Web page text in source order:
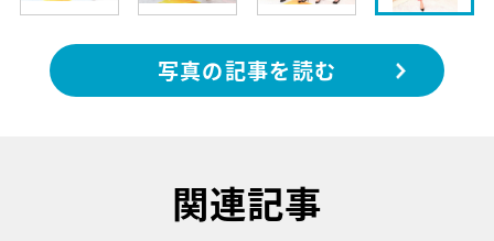
写真の記事を読む
関連記事